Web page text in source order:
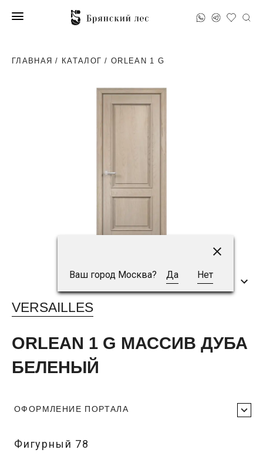
Ваш город Москва? Да Нет
ГЛАВНАЯ / КАТАЛОГ / ORLEAN 1 G
VERSAILLES
ORLEAN 1 G МАССИВ ДУБА
БЕЛЕНЫЙ
ОФОРМЛЕНИЕ ПОРТАЛА
Фигурный 78